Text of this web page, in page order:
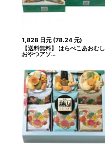
1,828 日元(78.24 元)
【送料無料】 はらぺこあおむし
おやつアソ...